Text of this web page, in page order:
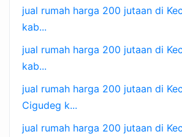
jual rumah harga 200 jutaan di
kab...
jual rumah harga 200 jutaan di
kab...
jual rumah harga 200 jutaan di
Cigudeg k...
jual rumah harga 200 jutaan di